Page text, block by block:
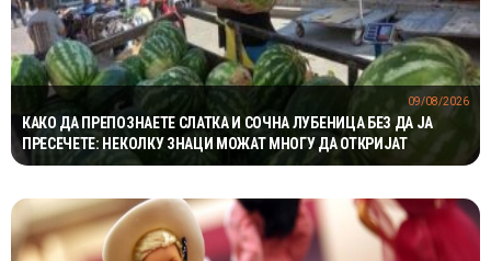
КАКО ДА ПРЕПОЗНАЕТЕ СЛАТКА И СОЧНА ЛУБЕНИЦА БЕЗ ДА ЈА
ПРЕСЕЧЕТЕ: НЕКОЛКУ ЗНАЦИ МОЖАТ МНОГУ ДА ОТКРИЈАТ
09/08/2026